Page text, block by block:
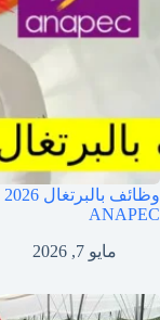
ANAPEC
مايو 7, 2026